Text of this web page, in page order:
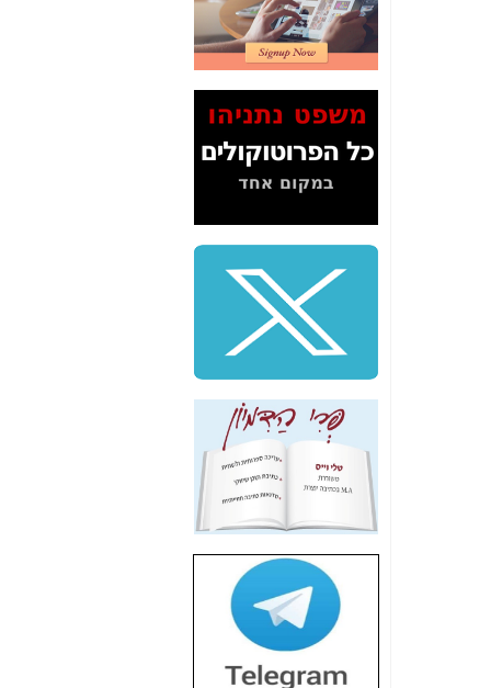
2" על תעלולי השר
משה כחלון -כאן
המשך חשיפת הבלוף
ששמו "מהפיכת
הסלולר" ואיך מסרסים
כאן
סיכום ביקור בסיליקון
שלמה פילבר (עד
לאחרונה מנכ"ל משרד
התקשורת) - עד
מדינה? הצחקתם
"יש אפליה בחקירה"?
חשיפה: למה השר
משה כחלון לא נחקר
עד היום? -
כאן
חשיפת חשד לשחיתות
הדומה לזו של "תיק
הסלולר -
חשיפת מה שלא
רוצים שתדעו בעניין
פריסת אנלימיטד
(בניחוח בלתי נסבל) -